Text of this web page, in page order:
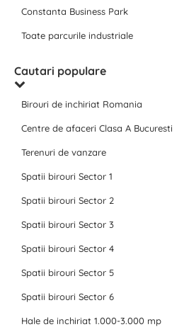
Constanta Business Park
Toate parcurile industriale
Cautari populare
Birouri de inchiriat Romania
Centre de afaceri Clasa A Bucuresti
Terenuri de vanzare
Spatii birouri Sector 1
Spatii birouri Sector 2
Spatii birouri Sector 3
Spatii birouri Sector 4
Spatii birouri Sector 5
Spatii birouri Sector 6
Hale de inchiriat 1.000-3.000 mp